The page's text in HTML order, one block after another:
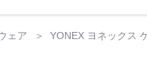
ェア YONEX ヨネックス